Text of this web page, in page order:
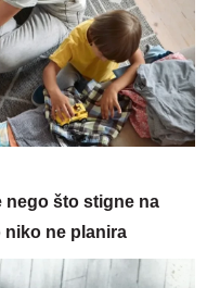
nego što stigne na
niko ne planira